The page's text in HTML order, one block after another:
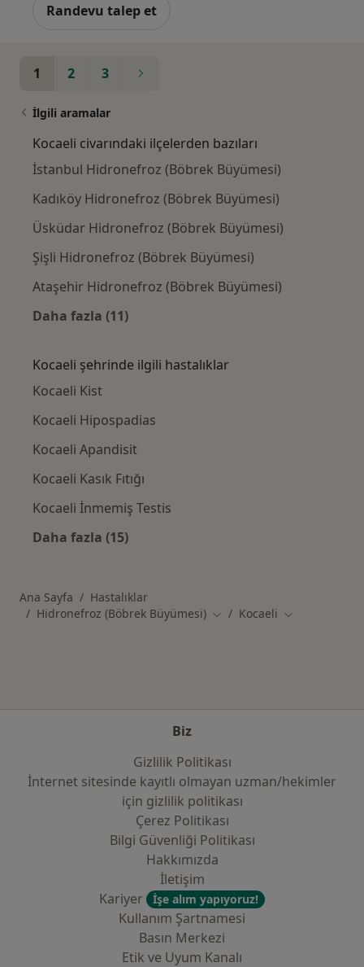
Randevu talep et
1 2 3
İlgili aramalar
Kocaeli civarındaki ilçelerden bazıları
İstanbul Hidronefroz (Böbrek Büyümesi)
Kadıköy Hidronefroz (Böbrek Büyümesi)
Üsküdar Hidronefroz (Böbrek Büyümesi)
Şişli Hidronefroz (Böbrek Büyümesi)
Ataşehir Hidronefroz (Böbrek Büyümesi)
Daha fazla (11)
Kocaeli şehrinde ilgili hastalıklar
Kocaeli Kist
Kocaeli Hipospadias
Kocaeli Apandisit
Kocaeli Kasık Fıtığı
Kocaeli İnmemiş Testis
Daha fazla (15)
Ana Sayfa
Hastalıklar
Hidronefroz (Böbrek Büyümesi) Şehir değiştir
Kocaeli Şehir değiştir
Biz
Gizlilik Politikası
İnternet sitesinde kayıtlı olmayan uzman/hekimler
i̇çin gizlilik politikası
Çerez Politikası
Bilgi Güvenliği Politikası
Hakkımızda
İletişim
Kariyer
İşe alım yapıyoruz!
Kullanım Şartnamesi
Basın Merkezi
Etik ve Uyum Kanalı